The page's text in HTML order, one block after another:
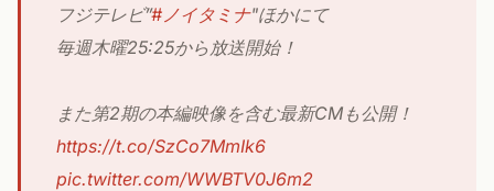
フジテレビ”#ノイタミナ"ほかにて
毎週木曜25:25から放送開始！
また第2期の本編映像を含む最新CMも公開！
https://t.co/SzCo7MmIk6
pic.twitter.com/WWBTV0J6m2